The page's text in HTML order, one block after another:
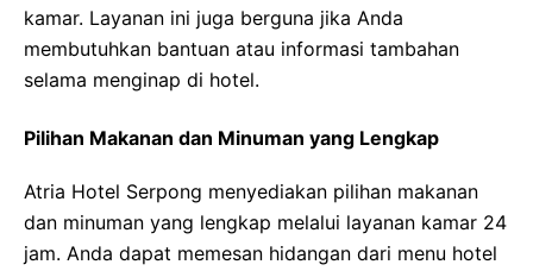
kamar. Layanan ini juga berguna jika Anda
membutuhkan bantuan atau informasi tambahan
selama menginap di hotel.
Pilihan Makanan dan Minuman yang Lengkap
Atria Hotel Serpong menyediakan pilihan makanan
dan minuman yang lengkap melalui layanan kamar 24
jam. Anda dapat memesan hidangan dari menu hotel